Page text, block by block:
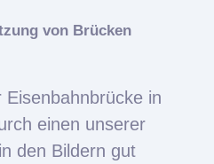
von Brücken
Eisenbahnbrücke in
einen unserer
den Bildern gut